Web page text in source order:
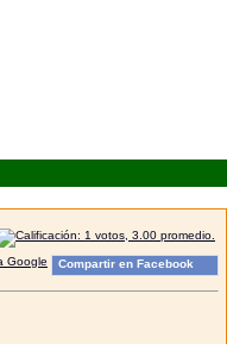
Compartir en Facebook